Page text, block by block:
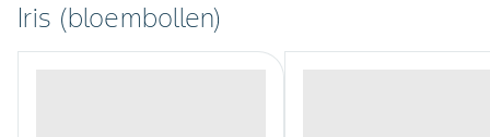
Iris (bloembollen)